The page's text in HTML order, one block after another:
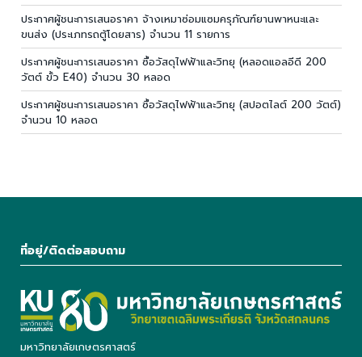
ประกาศผู้ชนะการเสนอราคา จ้างเหมาซ่อมแซมครุภัณฑ์ยานพาหนะและ
ขนส่ง (ประเภทรถตู้โดยสาร) จำนวน 11 รายการ
ประกาศผู้ชนะการเสนอราคา ซื้อวัสดุไฟฟ้าและวิทยุ (หลอดแอลอีดี 200
วัตต์ ขั้ว E40) จำนวน 30 หลอด
ประกาศผู้ชนะการเสนอราคา ซื้อวัสดุไฟฟ้าและวิทยุ (สปอตไลต์ 200 วัตต์)
จำนวน 10 หลอด
ที่อยู่/ติดต่อสอบถาม
มหาวิทยาลัยเกษตรศาสตร์